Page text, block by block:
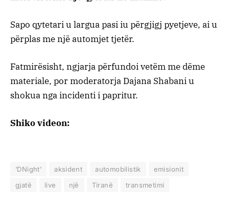
Sapo qytetari u largua pasi iu përgjigj pyetjeve, ai u
përplas me një automjet tjetër.
Fatmirësisht, ngjarja përfundoi vetëm me dëme
materiale, por moderatorja Dajana Shabani u
shokua nga incidenti i papritur.
Shiko videon:
‘DNight’ aksident automobilistik
emisionit
gjatë
live një Tiranë transmetimi